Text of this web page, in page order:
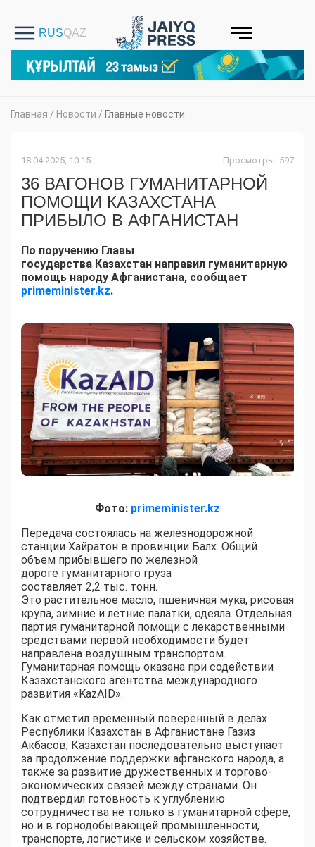
Главная / Новости / Главные новости
18.04.2025, 10:15 Просмотры: 597
36 ВАГОНОВ ГУМАНИТАРНОЙ
ПОМОЩИ КАЗАХСТАНА
ПРИБЫЛО В АФГАНИСТАН
По поручению Главы
государства Казахстан направил гуманитарную
помощь народу Афганистана, сообщает
primeminister.kz.
Фото: primeminister.kz
Передача состоялась на железнодорожной
станции Хайратон в провинции Балх. Общий
объем прибывшего по железной
дороге гуманитарного груза
составляет 2,2 тыс. тонн.
Это растительное масло, пшеничная мука, рисовая
крупа, зимние и летние палатки, одеяла. Отдельная
партия гуманитарной помощи с лекарственными
средствами первой необходимости будет
направлена воздушным транспортом.
Гуманитарная помощь оказана при содействии
Казахстанского агентства международного
развития «KazAID».
Как отметил временный поверенный в делах
Республики Казахстан в Афганистане Газиз
Акбасов, Казахстан последовательно выступает
за продолжение поддержки афганского народа, а
также за развитие дружественных и торгово-
экономических связей между странами. Он
подтвердил готовность к углублению
сотрудничества не только в гуманитарной сфере,
но и в горнодобывающей промышленности,
транспорте, логистике и сельском хозяйстве.